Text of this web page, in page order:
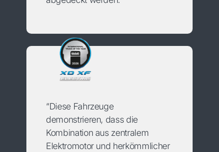
“Diese Fahrzeuge
demonstrieren, dass die
Kombination aus zentralem
Elektromotor und herkömmlicher